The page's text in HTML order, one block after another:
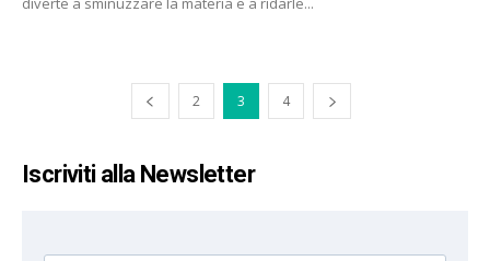
2 3 4
Iscriviti alla Newsletter